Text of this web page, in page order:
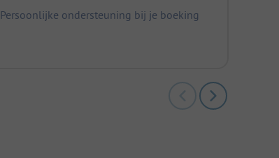
Persoonlijke ondersteuning bij je boeking